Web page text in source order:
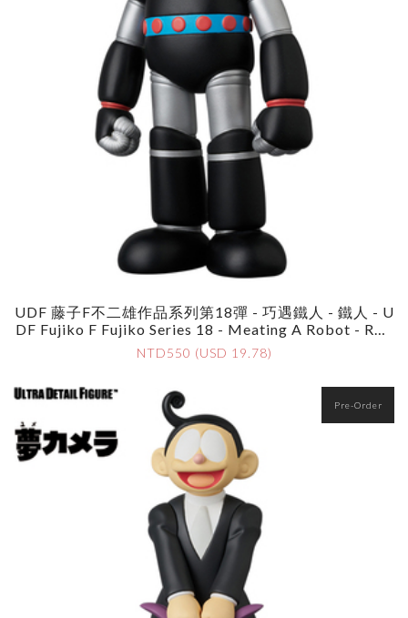
UDF 藤子F不二雄作品系列第18彈 - 巧遇鐵人 - 鐵人 - U
DF Fujiko F Fujiko Series 18 - Meating A Robot - Rob
Ot
NTD550 (USD 19.78)
Pre-Order